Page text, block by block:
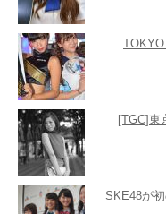
TOKYO
[TGC]東
SKE48が